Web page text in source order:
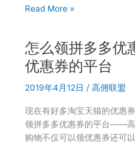
联
下
载
哪
优
平
台
哪
个
金
高？
Read More »
怎么领拼多多优
优惠券的平台
2019年4月12日 / 高佣联盟
现在有好多淘宝天猫的优惠
领拼多多优惠券的平台——
购物不仅可以领优惠券还可